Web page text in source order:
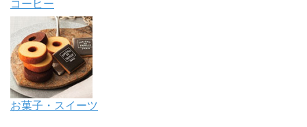
コーヒー
お菓子・スイーツ